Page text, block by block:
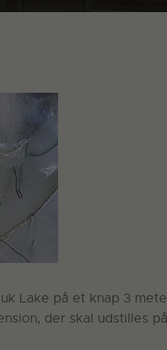
Lake på et knap 3
der skal udstilles